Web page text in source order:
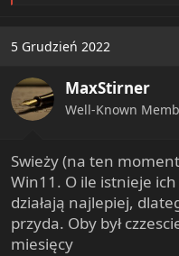
t
o
n
s
5 Grudzień 2022
MaxStirner
Well-Known
Swieży (na ten
Win11. O ile istnieje
działają najlepiej,
przyda. Oby był
miesięcy